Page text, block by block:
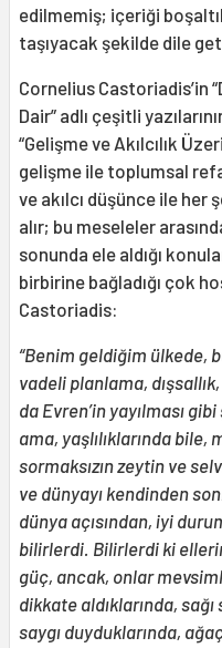
edilmemiş; içeriği
taşıyacak şekilde dile
Cornelius Castoriadis’in
Dair” adlı çeşitli
“Gelişme ve Akılcılık
gelişme ile toplumsal
ve akılcı düşünce ile
alır; bu meseleler
sonunda ele aldığı
birbirine bağladığı çok
Castoriadis:
“Benim geldiğim ülkede,
vadeli planlama,
da Evren’in yayılması
ama, yaşlılıklarında
sormaksızın zeytin ve
ve dünyayı kendinden
dünya açısından, iyi
bilirlerdi. Bilirlerdi ki
güç, ancak, onlar
dikkate aldıklarında,
saygı duyduklarında,